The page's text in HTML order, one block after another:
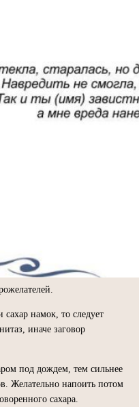
намок, то следует
иначе заговор
под дождем, тем сильнее
Желательно напоить потом
сахара.